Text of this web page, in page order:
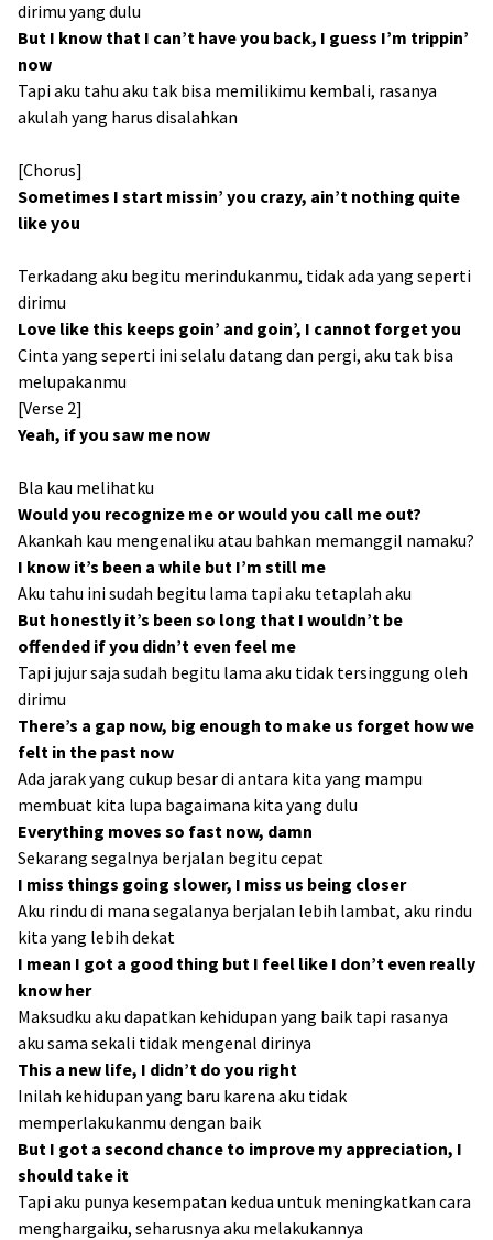
dirimu yang dulu
But I know that I can’t have you back, I guess I’m trippin’
now
Tapi aku tahu aku tak bisa memilikimu kembali, rasanya
akulah yang harus disalahkan
[Chorus]
Sometimes I start missin’ you crazy, ain’t nothing quite
like you
Terkadang aku begitu merindukanmu, tidak ada yang seperti
dirimu
Love like this keeps goin’ and goin’, I cannot forget you
Cinta yang seperti ini selalu datang dan pergi, aku tak bisa
melupakanmu
[Verse 2]
Yeah, if you saw me now
Bla kau melihatku
Would you recognize me or would you call me out?
Akankah kau mengenaliku atau bahkan memanggil namaku?
I know it’s been a while but I’m still me
Aku tahu ini sudah begitu lama tapi aku tetaplah aku
But honestly it’s been so long that I wouldn’t be
offended if you didn’t even feel me
Tapi jujur saja sudah begitu lama aku tidak tersinggung oleh
dirimu
There’s a gap now, big enough to make us forget how we
felt in the past now
Ada jarak yang cukup besar di antara kita yang mampu
membuat kita lupa bagaimana kita yang dulu
Everything moves so fast now, damn
Sekarang segalnya berjalan begitu cepat
I miss things going slower, I miss us being closer
Aku rindu di mana segalanya berjalan lebih lambat, aku rindu
kita yang lebih dekat
I mean I got a good thing but I feel like I don’t even really
know her
Maksudku aku dapatkan kehidupan yang baik tapi rasanya
aku sama sekali tidak mengenal dirinya
This a new life, I didn’t do you right
Inilah kehidupan yang baru karena aku tidak
memperlakukanmu dengan baik
But I got a second chance to improve my appreciation, I
should take it
Tapi aku punya kesempatan kedua untuk meningkatkan cara
menghargaiku, seharusnya aku melakukannya